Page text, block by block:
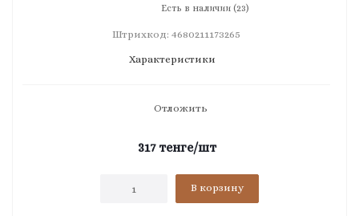
Есть в наличии (23)
Штрихкод: 4680211173265
Характеристики
Отложить
317тенге/шт
В корзину